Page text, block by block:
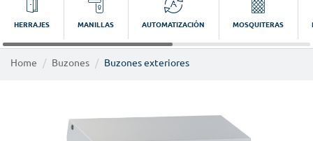
HERRAJES MANILLAS AUTOMATIZACIÓN MOSQUITERAS
Home Buzones Buzones exteriores